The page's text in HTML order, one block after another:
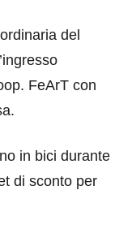
del
FeArT con
in bici durante
di sconto per